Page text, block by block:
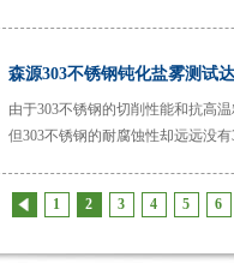
森源303不锈钢钝化盐雾测试
由于303不锈钢的切削性能和抗高
但303不锈钢的耐腐蚀性却远远没
化盐雾测试达96小时以上是真的
1
2 3 4 5 6